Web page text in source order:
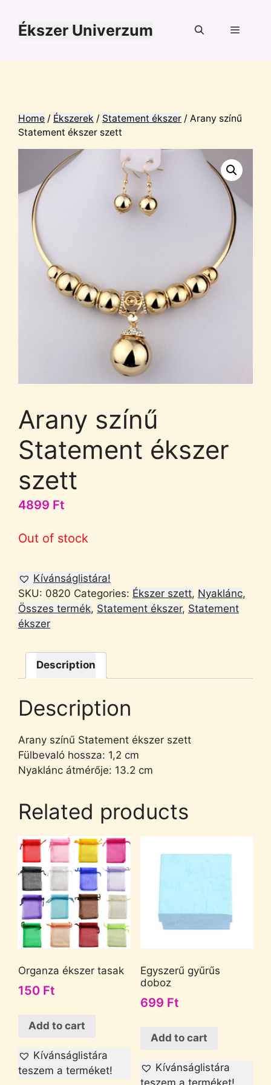
tartalomba
Ékszer Univerzum
Home / Ékszerek / Statement ékszer / Arany színű
Statement ékszer szett
Arany színű
Statement ékszer
szett
4899 Ft
Out of stock
Kívánságlistára!
SKU: 0820 Categories: Ékszer szett, Nyaklánc,
Összes termék, Statement ékszer, Statement
ékszer
Description
Description
Arany színű Statement ékszer szett
Fülbevaló hossza: 1,2 cm
Nyaklánc átmérője: 13.2 cm
Related products
Organza ékszer tasak
150 Ft
Add to cart
Kívánságlistára
teszem a terméket!
Egyszerű gyűrűs
doboz
699 Ft
Add to cart
Kívánságlistára
teszem a terméket!